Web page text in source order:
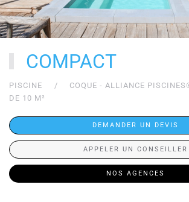
COMPACT
PISCINE COQUE - ALLIANCE
DE 10 M²
DEMANDER UN DEVIS
APPELER UN CONSEILLER
NOS AGENCES